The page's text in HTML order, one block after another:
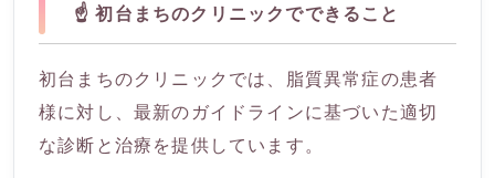
☝️ 初台まちのクリニックでできること
初台まちのクリニックでは、脂質異常症の患者
様に対し、最新のガイドラインに基づいた適切
な診断と治療を提供しています。